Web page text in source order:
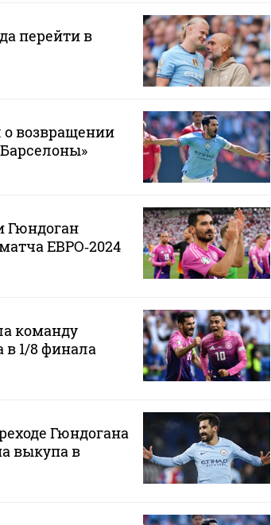
перейти в
о возвращении
Гюндоган
ЕВРО‑2024
команду
1/8 финала
Гюндогана
выкупа в